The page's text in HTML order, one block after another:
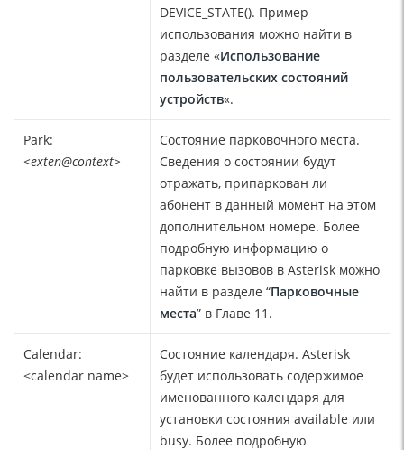
DEVICE_STATE(). Пример
использования можно найти в
разделе «Использование
пользовательских состояний
устройств«.
Park:
<exten@context>
Состояние парковочного места.
Сведения о состоянии будут
отражать, припаркован ли
абонент в данный момент на этом
дополнительном номере. Более
подробную информацию о
парковке вызовов в Asterisk можно
найти в разделе “Парковочные
места” в Главе 11.
Calendar:
<calendar name>
Состояние календаря. Asterisk
будет использовать содержимое
именованного календаря для
установки состояния available или
busy. Более подробную